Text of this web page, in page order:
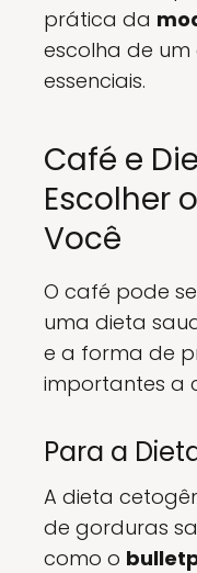
prática da
escolha de
essenciais.
Café e
Escolher
Você
O café pode
uma dieta
e a forma de
importantes a
Para a
A dieta
de gorduras
como o